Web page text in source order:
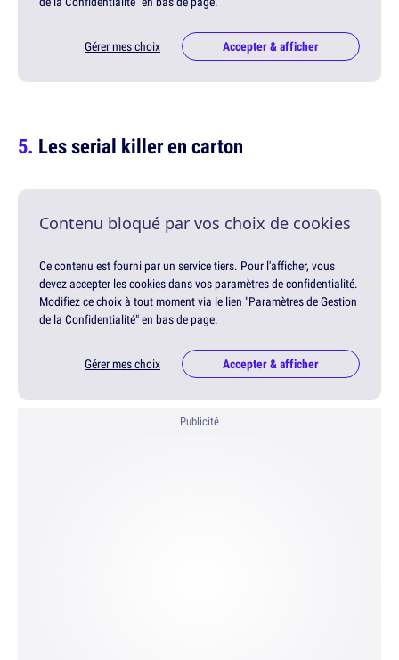
Gérer mes choix Accepter & afficher
Les serial killer en carton
Contenu bloqué par vos choix de cookies
Ce contenu est fourni par un service tiers. Pour l'afficher, vous
devez accepter les cookies dans vos paramètres de confidentialité.
Modifiez ce choix à tout moment via le lien "Paramètres de Gestion
de la Confidentialité" en bas de page.
Gérer mes choix Accepter & afficher
Publicité